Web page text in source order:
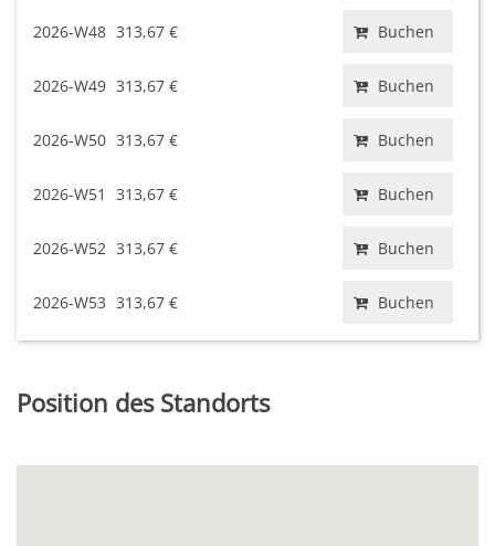
2026-W48 313,67 € Buchen
2026-W49 313,67 € Buchen
2026-W50 313,67 € Buchen
2026-W51 313,67 € Buchen
2026-W52 313,67 € Buchen
2026-W53 313,67 € Buchen
Position des Standorts